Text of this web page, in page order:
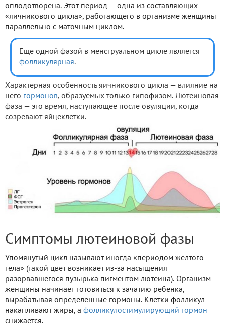
оплодотворена. Этот период — одна из составляющих
«яичникового цикла», работающего в организме женщины
параллельно с маточным циклом.
Еще одной фазой в менструальном цикле является
фолликулярная.
Характерная особенность яичникового цикла — влияние на
него гормонов, образуемых только гипофизом. Лютеиновая
фаза — это время, наступающее после овуляции, когда
созревают яйцеклетки.
Симптомы лютеиновой фазы
Упомянутый цикл называют иногда «периодом желтого
тела» (такой цвет возникает из-за насыщения
разорвавшегося пузырька пигментом лютеина). Организм
женщины начинает готовиться к зачатию ребенка,
вырабатывая определенные гормоны. Клетки фолликул
накапливают жиры, а фолликулостимулирующий гормон
снижается.